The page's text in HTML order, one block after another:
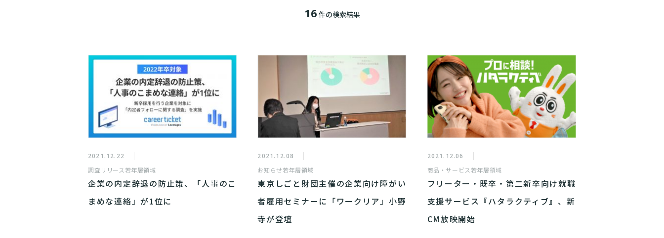
16 件の検索結果
2021.12.22
調査リリース若年層領域
企業の内定辞退の防止策、「人事のこ
まめな連絡」が1位に
2021.12.08
お知らせ若年層領域
東京しごと財団主催の企業向け障がい
者雇用セミナーに「ワークリア」小野
寺が登壇
2021.12.06
商品・サービス若年層領域
フリーター・既卒・第二新卒向け就職
支援サービス『ハタラクティブ』、新
CM放映開始